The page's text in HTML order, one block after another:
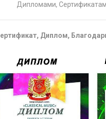
Дипломами,
Диплом,